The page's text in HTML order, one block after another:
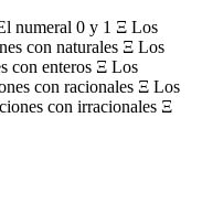
numeral 0 y 1 Ξ Los
con naturales Ξ Los
con enteros Ξ Los
con racionales Ξ Los
con irracionales Ξ